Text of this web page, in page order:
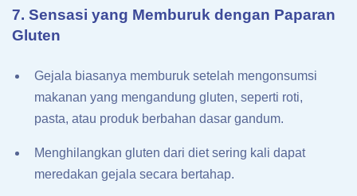
7. Sensasi yang Memburuk dengan Paparan
Gluten
Gejala biasanya memburuk setelah mengonsumsi
makanan yang mengandung gluten, seperti roti,
pasta, atau produk berbahan dasar gandum.
Menghilangkan gluten dari diet sering kali dapat
meredakan gejala secara bertahap.